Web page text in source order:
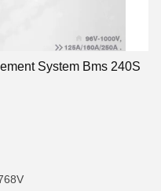
System Bms 240S